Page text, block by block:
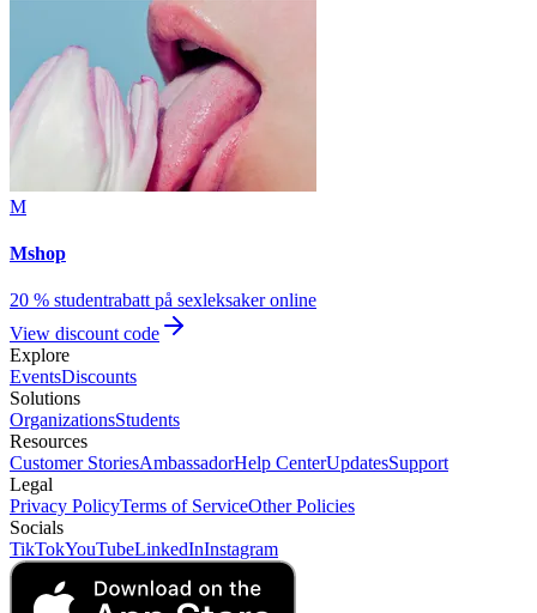
M
Mshop
20 % studentrabatt på sexleksaker online
View discount code
Explore
EventsDiscounts
Solutions
OrganizationsStudents
Resources
Customer StoriesAmbassadorHelp CenterUpdatesSupport
Legal
Privacy PolicyTerms of ServiceOther Policies
Socials
TikTokYouTubeLinkedInInstagram